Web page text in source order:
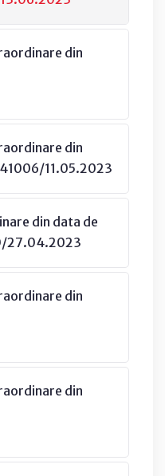
din
din
11.05.2023
din data de
27.04.2023
din
din